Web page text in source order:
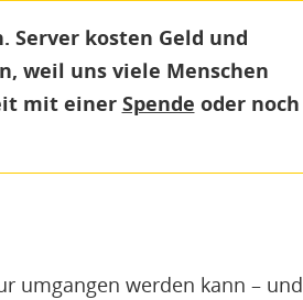
Server kosten Geld und
weil uns viele Menschen
mit einer Spende oder noch
umgangen werden kann – und